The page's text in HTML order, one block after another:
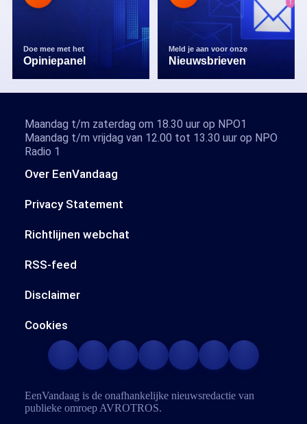
Doe mee met het
Opiniepanel
Meld je aan voor onze
Nieuwsbrieven
Over EenVandaag
Privacy Statement
Richtlijnen webchat
RSS-feed
Disclaimer
Cookies
Maandag t/m zaterdag om 18.30 uur op NPO1
Maandag t/m vrijdag van 12.00 tot 13.30 uur op NPO
Radio 1
EenVandaag is de onafhankelijke nieuwsredactie van
publieke omroep AVROTROS.